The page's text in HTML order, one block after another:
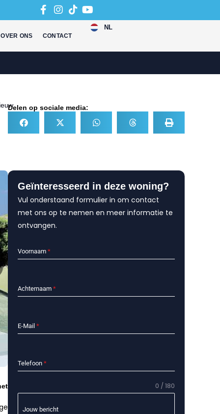
OVER ONS CONTACT
NL
Delen op sociale media:
Geïnteresseerd in deze woning?
Vul onderstaand formulier in om contact
met ons op te nemen en meer informatie te
ontvangen.
Voornaam *
Achternaam *
E-Mail *
Telefoon *
Jouw bericht
0 / 180